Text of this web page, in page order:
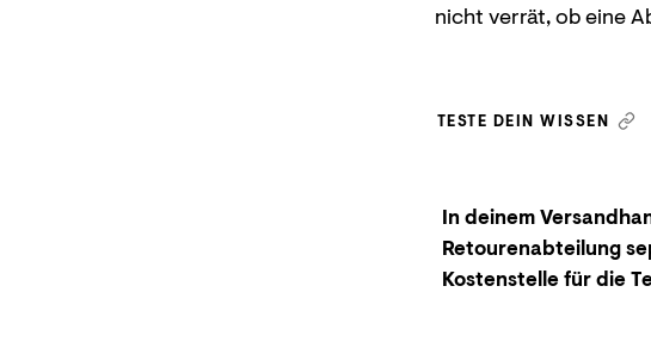
nicht verrät, ob eine
TESTE DEIN WISSEN
In deinem
Retourenabteilung
Kostenstelle für die